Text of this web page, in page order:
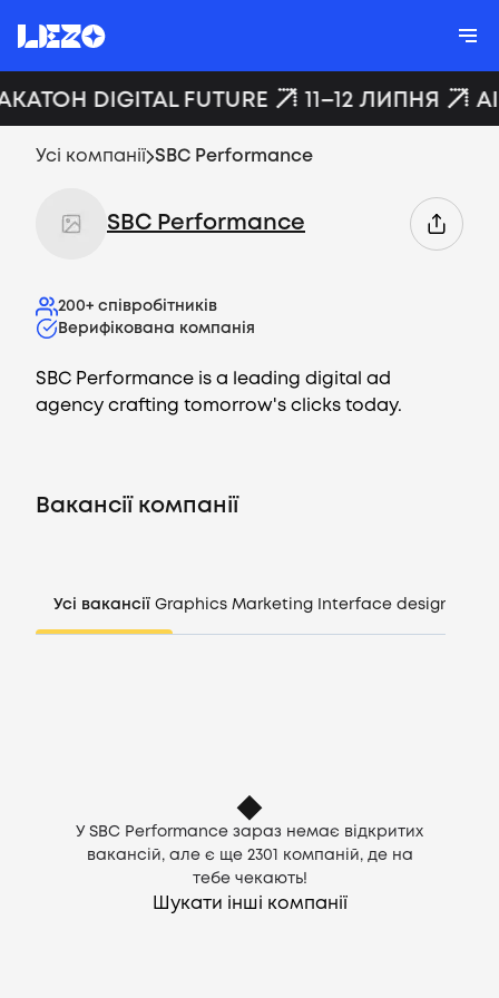
Вакансії
DIGITAL FUTURE 11–12 ЛИПНЯ
Усі компанії SBC Performance
SBC Performance
200+ співробітників
Верифікована компанія
SBC Performance is a leading digital ad
agency crafting tomorrow's clicks today.
Вакансії компанії
Усі вакансії Graphics Marketing Interface design
У SBC Performance зараз немає відкритих
вакансій, але є ще 2301
компаній, де на
тебе чекають!
Шукати інші компанії